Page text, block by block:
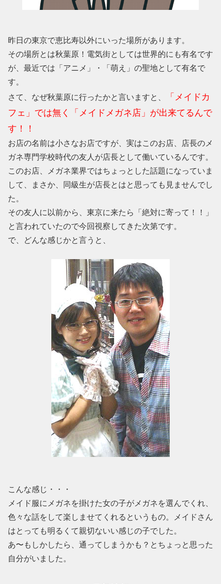
昨日の東京で恵比寿以外にいった場所があります。
その場所とは秋葉原！電気街としては世界的にも有名です
が、最近では「アニメ」・「萌え」の聖地として有名で
す。
さて、なぜ秋葉原に行ったかと言いますと、
「メイドカ
フェ」では無く「メイドメガネ店」が出来てるんで
す！！
お店の名前は小さなお店ですが、実はこのお店、店長のメ
ガネ専門学校時代の友人が店長として働いているんです。
このお店、メガネ業界ではちょっとした話題になっていま
して、まさか、同級生が店長とはと思っても見ませんでし
た。
その友人に以前から、東京に来たら「絶対に寄って！！」
と言われていたので今回視察してきた次第です。
で、どんな感じかと言うと、
こんな感じ・・・
メイド服にメガネを掛けた女の子がメガネを選んでくれ、
色々な話をして楽しませてくれるというもの。メイドさん
はとっても明るくて親切ないい感じの子でした。
あ〜もしかしたら、通ってしまうかも？とちょっと思った
自分がいました。